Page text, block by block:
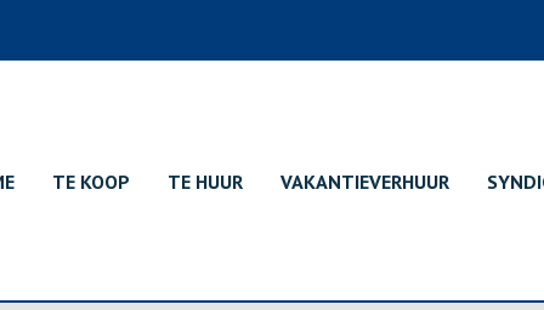
TE KOOP TE HUUR VAKANTIEVERHUUR